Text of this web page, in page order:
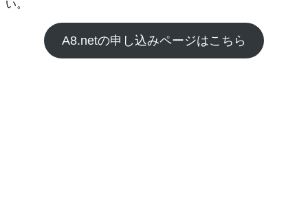
い。
A8.netの申し込みページはこちら